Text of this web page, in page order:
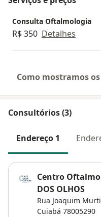
Consulta Oftalmologia
R$ 350 Detalhes
Como mostramos
Consultórios (3)
Endereço 1
Centro
DOS OLHOS
Rua Joaquim
Cuiabá 78005290